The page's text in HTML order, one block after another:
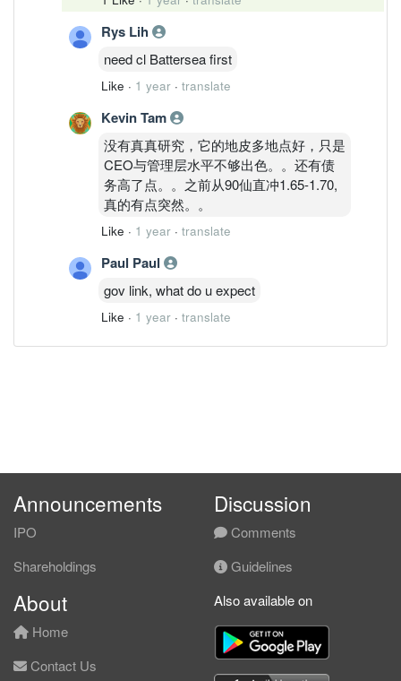
Rys Lih
need cl Battersea first
Like · 1 year · translate
Kevin Tam
没有真真研究，它的地皮多地点好，只是
CEO与管理层水平不够出色。。还有债
务高了点。。之前从90仙直冲1.65-1.70,
真的有点突然。。
Like · 1 year · translate
Paul Paul
gov link, what do u expect
Like · 1 year · translate
Announcements
IPO
Shareholdings
Discussion
Comments
Guidelines
About
Home
Contact Us
Also available on